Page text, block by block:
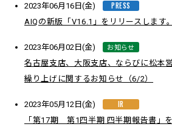
2023年06月16日(金) PRESS
AIQの新版「V16.1」をリリースします。
2023年06月02日(金) お知らせ
名古屋支店、大阪支店、ならびに松本
繰り上げに関するお知らせ（6/2）
2023年05月12日(金) IR
「第17期 第1四半期 四半期報告書」